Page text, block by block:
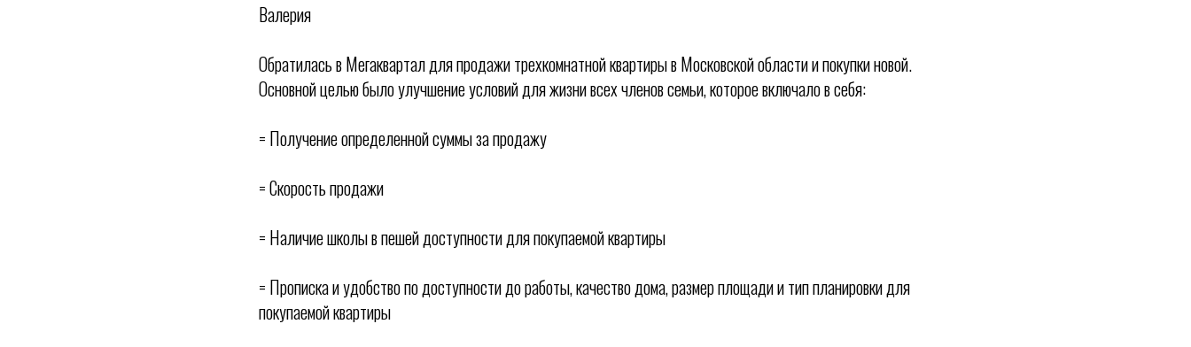
Валерия
Обратилась в Мегаквартал для продажи трехкомнатной квартиры в Московской области и покупки новой.
Основной целью было улучшение условий для жизни всех членов семьи, которое включало в себя:
= Получение определенной суммы за продажу
= Скорость продажи
= Наличие школы в пешей доступности для покупаемой квартиры
= Прописка и удобство по доступности до работы, качество дома, размер площади и тип планировки для
покупаемой квартиры